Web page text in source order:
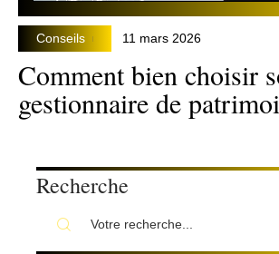
Conseils 11 mars 2026
Comment bien choisir
gestionnaire de
Recherche